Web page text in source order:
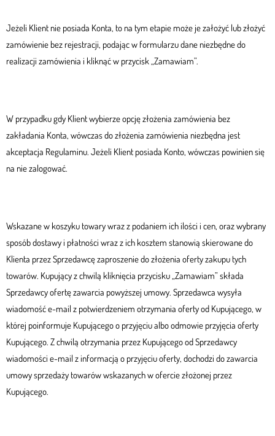
Jeżeli Klient nie posiada Konta, to na tym etapie może je założyć lub złożyć
zamówienie bez rejestracji, podając w formularzu dane niezbędne do
realizacji zamówienia i kliknąć w przycisk „Zamawiam”.
W przypadku gdy Klient wybierze opcję złożenia zamówienia bez
zakładania Konta, wówczas do złożenia zamówienia niezbędna jest
akceptacja Regulaminu. Jeżeli Klient posiada Konto, wówczas powinien się
na nie zalogować.
Wskazane w koszyku towary wraz z podaniem ich ilości i cen, oraz wybrany
sposób dostawy i płatności wraz z ich kosztem stanowią skierowane do
Klienta przez Sprzedawcę zaproszenie do złożenia oferty zakupu tych
towarów. Kupujący z chwilą kliknięcia przycisku „Zamawiam” składa
Sprzedawcy ofertę zawarcia powyższej umowy. Sprzedawca wysyła
wiadomość e-mail z potwierdzeniem otrzymania oferty od Kupującego, w
której poinformuje Kupującego o przyjęciu albo odmowie przyjęcia oferty
Kupującego. Z chwilą otrzymania przez Kupującego od Sprzedawcy
wiadomości e-mail z informacją o przyjęciu oferty, dochodzi do zawarcia
umowy sprzedaży towarów wskazanych w ofercie złożonej przez
Kupującego.